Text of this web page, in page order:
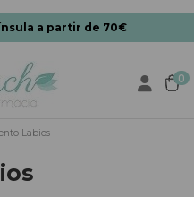
a partir de 70€
0
Labios